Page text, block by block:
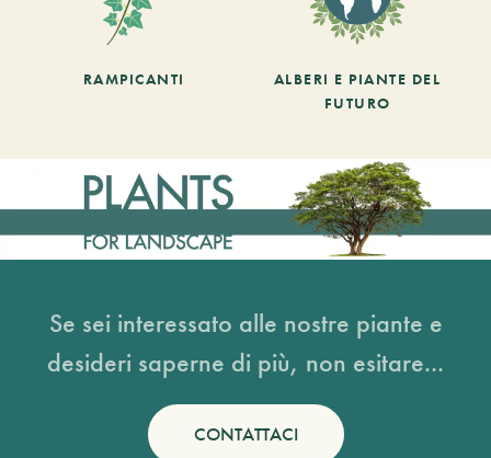
RAMPICANTI
ALBERI E PIANTE DEL
FUTURO
Se sei interessato alle nostre piante e
desideri saperne di più, non esitare...
CONTATTACI